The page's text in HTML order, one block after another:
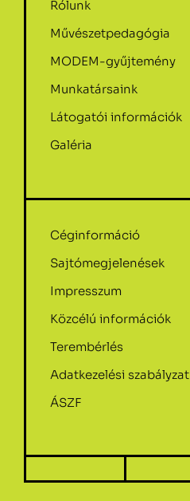
Rólunk
Művészetpedagógia
MODEM-gyűjtemény
Munkatársaink
Látogatói információk
Galéria
Céginformáció
Sajtómegjelenések
Impresszum
Közcélú információk
Terembérlés
Adatkezelési szabályzat
ÁSZF